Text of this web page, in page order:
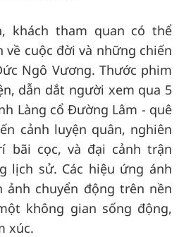
khách tham quan có thể
về cuộc đời và những chiến
Ngô Vương. Thước phim
dẫn dắt người xem qua 5
Làng cổ Đường Lâm - quê
cảnh luyện quân, nghiên
bãi cọc, và đại cảnh trận
lịch sử. Các hiệu ứng ánh
ảnh chuyển động trên nền
không gian sống động,
xúc.